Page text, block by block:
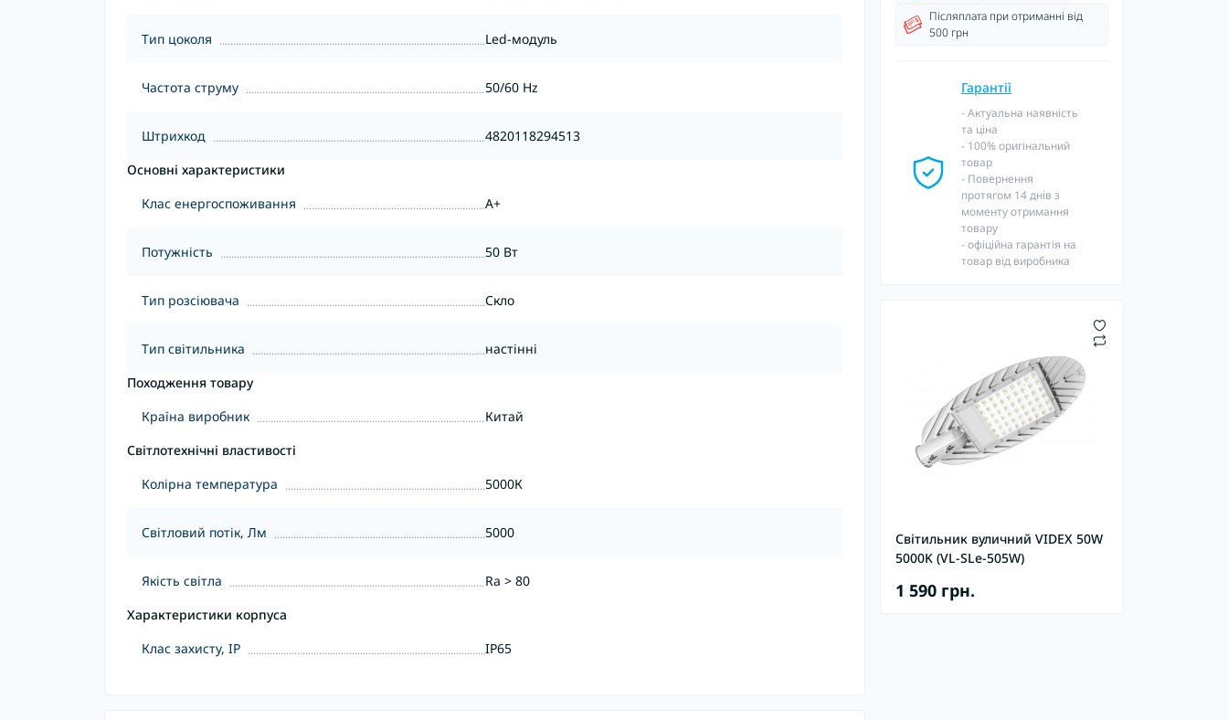
Післяплата при отриманні від
500 грн
Гарантії
- Актуальна наявність
та ціна
- 100% оригінальний
товар
- Повернення
протягом 14 днів з
моменту отримання
товару
- офіційна гарантія на
товар від виробника
Світильник вуличний VIDEX 50W
5000K (VL-SLe-505W)
1 590 грн.
Тип цоколя Led-модуль
Частота струму 50/60 Hz
Штрихкод
4820118294513
Основні характеристики
Клас енергоспоживання
A+
Потужність 50 Вт
Тип розсіювача Скло
Тип світильника
настінні
Походження товару
Країна виробник
Китай
Світлотехнічні властивості
Колірна температура
5000К
Світловий потік, Лм 5000
Якість світла
Ra > 80
Характеристики корпуса
Клас захисту, IP
IP65